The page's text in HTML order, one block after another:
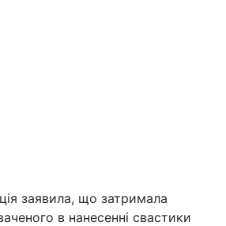
Львів
заявила, що затримала
в нанесенні свастики